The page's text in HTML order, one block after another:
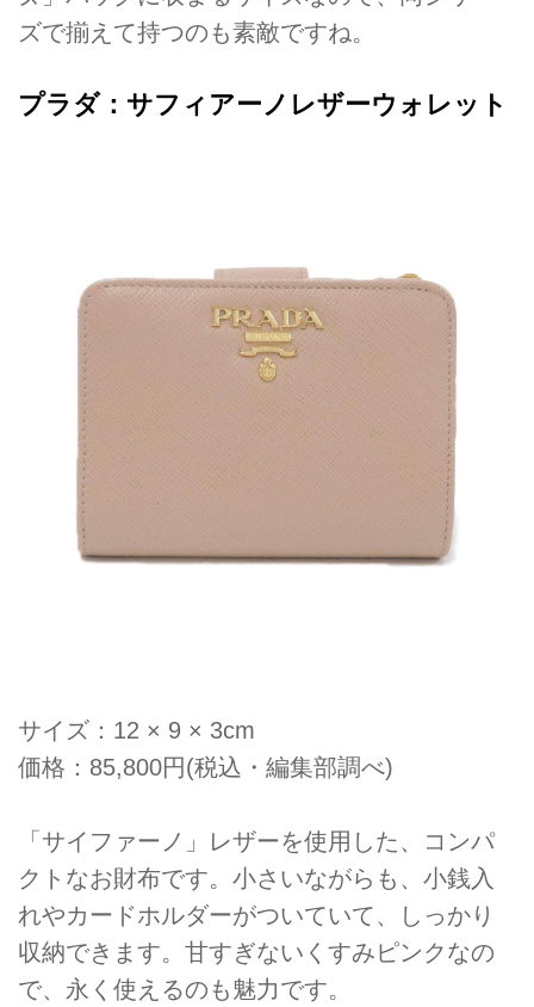
ズで揃えて持つのも素敵ですね。
プラダ：サフィアーノレザーウォレット
サイズ：12 × 9 × 3cm
価格：85,800円(税込・編集部調べ)
「サイファーノ」レザーを使用した、コンパ
クトなお財布です。小さいながらも、小銭入
れやカードホルダーがついていて、しっかり
収納できます。甘すぎないくすみピンクなの
で、永く使えるのも魅力です。